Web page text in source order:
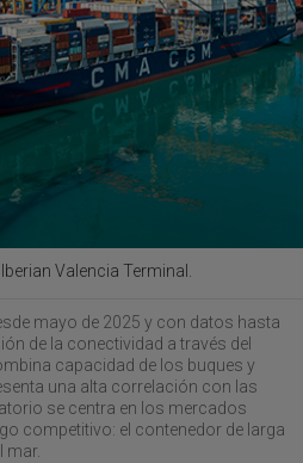
Valencia Terminal.
mayo de 2025 y con datos hasta
de la conectividad a través del
capacidad de los buques y
una alta correlación con las
se centra en los mercados
competitivo: el contenedor de larga
mar.